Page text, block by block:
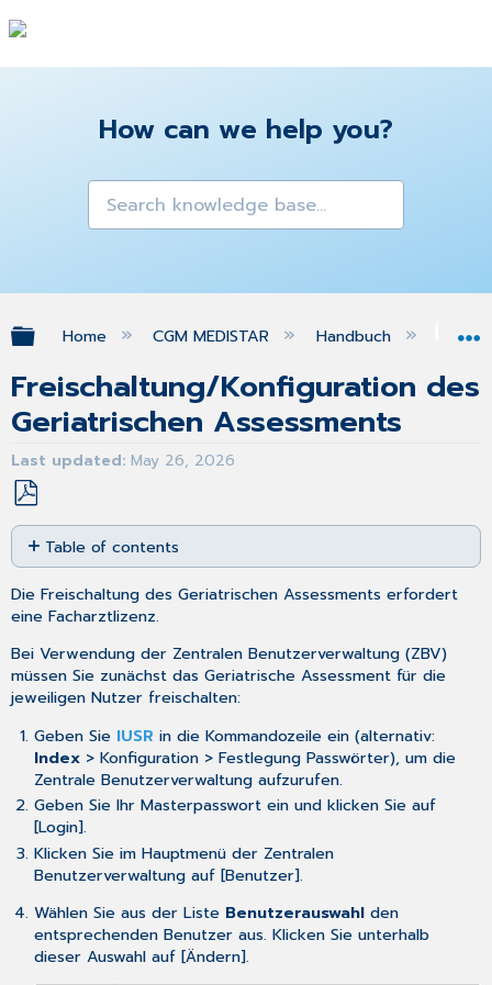
How can we help you?
Expand/collapse global hierarchy
Home CGM MEDISTAR Handbuch
Freischaltung/Konfiguration des
Geriatrischen Assessments
Last updated May 26, 2026
Save
as
PDF
Table of contents
No
headers
Die Freischaltung des Geriatrischen Assessments erfordert
eine Facharztlizenz.
Bei Verwendung der Zentralen Benutzerverwaltung (ZBV)
müssen Sie zunächst das Geriatrische Assessment für die
jeweiligen Nutzer freischalten:
Geben Sie IUSR in die Kommandozeile ein (alternativ:
Index> Konfiguration > Festlegung Passwörter), um die
Zentrale Benutzerverwaltung aufzurufen.
Geben Sie Ihr Masterpasswort ein und klicken Sie auf
[Login].
Klicken Sie im Hauptmenü der Zentralen
Benutzerverwaltung auf [Benutzer].
Wählen Sie aus der Liste Benutzerauswahlden
entsprechenden Benutzer aus. Klicken Sie unterhalb
dieser Auswahl auf [Ändern].